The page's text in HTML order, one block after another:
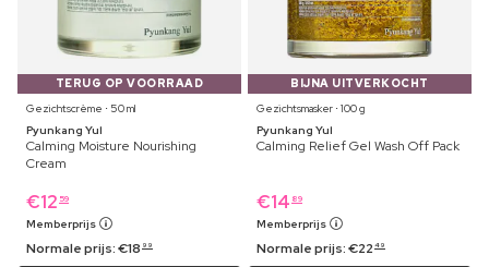
TERUG OP VOORRAAD
Gezichtscrème ⋅ 50 ml
Pyunkang Yul
Calming Moisture Nourishing
Cream
€12 59
Memberprijs
Normale prijs:€18 99
BIJNA UITVERKOCHT
Gezichtsmasker ⋅ 100 g
Pyunkang Yul
Calming Relief Gel Wash Off Pack
€14 89
Memberprijs
Normale prijs:€22 49